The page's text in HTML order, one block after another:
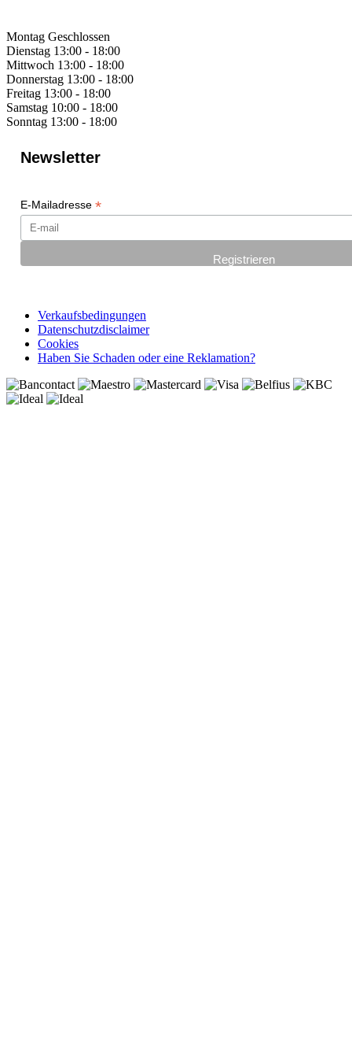
Montag Geschlossen
Dienstag 13:00 - 18:00
Mittwoch 13:00 - 18:00
Donnerstag 13:00 - 18:00
Freitag 13:00 - 18:00
Samstag 10:00 - 18:00
Sonntag 13:00 - 18:00
Newsletter
E-Mailadresse *
Verkaufsbedingungen
Datenschutzdisclaimer
Cookies
Haben Sie Schaden oder eine Reklamation?